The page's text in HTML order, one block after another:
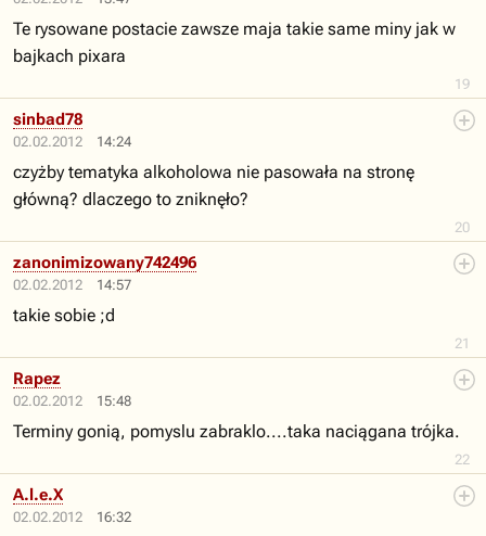
19
Te rysowane postacie zawsze maja takie same miny jak w
bajkach pixara
02.02.2012 14:24
20
sinbad78
czyżby tematyka alkoholowa nie pasowała na stronę
główną? dlaczego to zniknęło?
02.02.2012 14:57
21
zanonimizowany742496
takie sobie ;d
02.02.2012 15:48
22
Rapez
Terminy gonią, pomyslu zabraklo....taka naciągana trójka.
02.02.2012 16:32
A.l.e.X